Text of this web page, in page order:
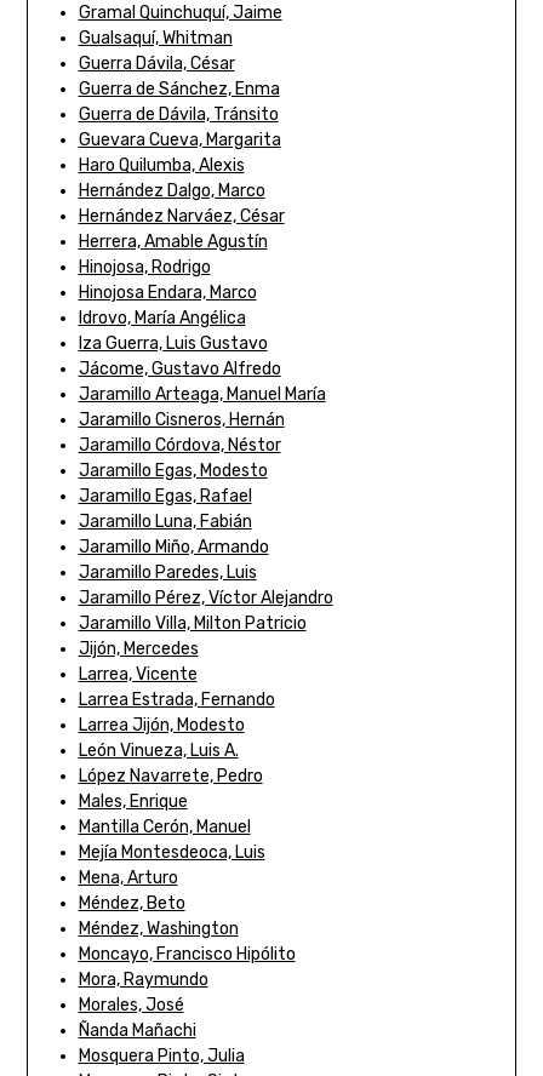
Gramal Quinchuquí, Jaime
Gualsaquí, Whitman
Guerra Dávila, César
Guerra de Sánchez, Enma
Guerra de Dávila, Tránsito
Guevara Cueva, Margarita
Haro Quilumba, Alexis
Hernández Dalgo, Marco
Hernández Narváez, César
Herrera, Amable Agustín
Hinojosa, Rodrigo
Hinojosa Endara, Marco
Idrovo, María Angélica
Iza Guerra, Luis Gustavo
Jácome, Gustavo Alfredo
Jaramillo Arteaga, Manuel María
Jaramillo Cisneros, Hernán
Jaramillo Córdova, Néstor
Jaramillo Egas, Modesto
Jaramillo Egas, Rafael
Jaramillo Luna, Fabián
Jaramillo Miño, Armando
Jaramillo Paredes, Luis
Jaramillo Pérez, Víctor Alejandro
Jaramillo Villa, Milton Patricio
Jijón, Mercedes
Larrea, Vicente
Larrea Estrada, Fernando
Larrea Jijón, Modesto
León Vinueza, Luis A.
López Navarrete, Pedro
Males, Enrique
Mantilla Cerón, Manuel
Mejía Montesdeoca, Luis
Mena, Arturo
Méndez, Beto
Méndez, Washington
Moncayo, Francisco Hipólito
Mora, Raymundo
Morales, José
Ñanda Mañachi
Mosquera Pinto, Julia